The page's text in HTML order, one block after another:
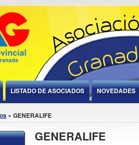
LISTADO DE ASOCIADOS NOVEDADES
aquí
» GENERALIFE
GENERALIFE